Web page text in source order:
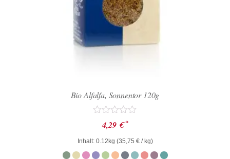
Bio Alfalfa, Sonnentor 120g
Bewertet
mit
0
von
5
4,29 € *
Inhalt: 0.12kg (35,75 €/ kg)